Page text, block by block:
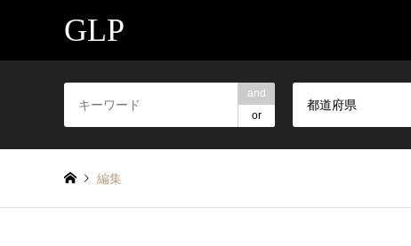
GLP
and
or
都道府県
編集